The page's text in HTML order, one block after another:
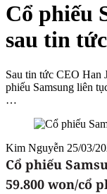
Cổ phiếu
sau tin
Sau tin tức CEO Han
phiếu Samsung liên
…
Kim Nguyễn 25/03/
Cổ phiếu
59.800 won/cổ